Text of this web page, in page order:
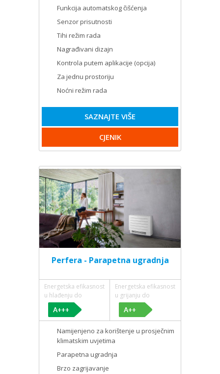
Funkcija automatskog čišćenja
Senzor prisutnosti
Tihi režim rada
Nagrađivani dizajn
Kontrola putem aplikacije (opcija)
Za jednu prostoriju
Noćni režim rada
SAZNAJTE VIŠE
CJENIK
Perfera - Parapetna ugradnja
Energetska efikasnost
u hlađenju do
Energetska efikasnost
u grijanju do
Namijenjeno za korištenje u prosječnim
klimatskim uvjetima
Parapetna ugradnja
Brzo zagrijavanje